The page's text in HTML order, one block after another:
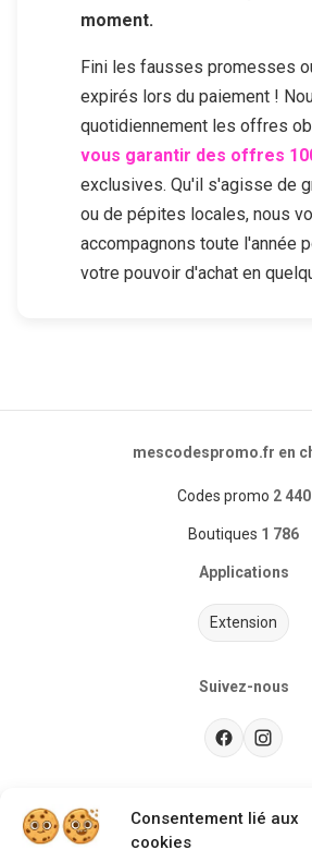
Consentement lié aux
cookies
moment.
Fini les fausses promesses
expirés lors du paiement !
quotidiennement les offres
vous garantir des offres
exclusives. Qu'il s'agisse de
ou de pépites locales, nous
accompagnons toute l'année
votre pouvoir d'achat en
mescodespromo.fr en
Codes promo 2 440
Boutiques 1 786
Applications
Extension
Suivez-nous